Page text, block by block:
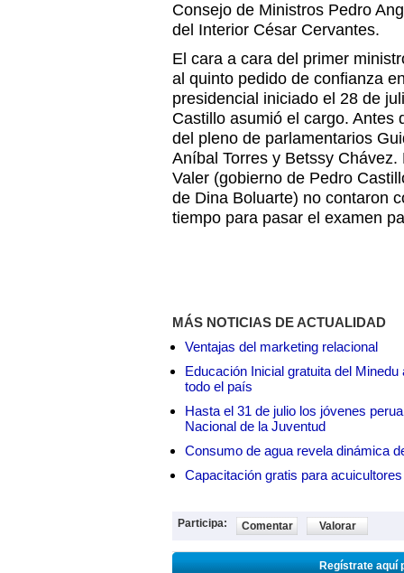
Consejo de Ministros Pedro
del Interior César Cervantes.
El cara a cara del primer
al quinto pedido de confianza
presidencial iniciado el 28 de
Castillo asumió el cargo. Antes
del pleno de parlamentarios
Aníbal Torres y Betssy
Valer (gobierno de Pedro
de Dina Boluarte) no contaron
tiempo para pasar el examen
MÁS NOTICIAS DE ACTUALIDAD
Ventajas del marketing relacional
Educación Inicial gratuita del
todo el país
Hasta el 31 de julio los jóvenes
Nacional de la Juventud
Consumo de agua revela dinámica
Capacitación gratis para
Participa: Comentar Valorar
Regístrate aquí